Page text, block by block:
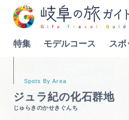
特集 モデルコース スポ
Language
ジュラ紀の化石群地
じゅらきのかせきぐんち